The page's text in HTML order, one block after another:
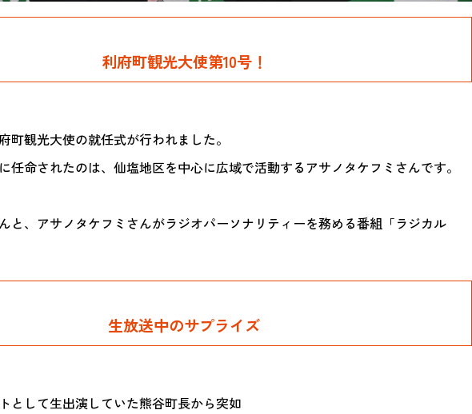
利府町観光大使第10号！
町観光大使の就任式が行われました。
任命されたのは、仙塩地区を中心に広域で活動するアサノタケフミさんです。
と、アサノタケフミさんがラジオパーソナリティーを務める番組「ラジカル
生放送中のサプライズ
として生出演していた熊谷町長から突如